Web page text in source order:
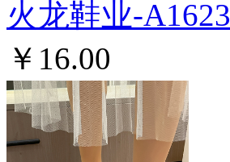
火龙鞋业-A1623
￥16.00